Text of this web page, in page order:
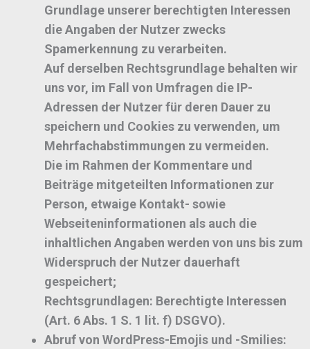
Grundlage unserer berechtigten Interessen
die Angaben der Nutzer zwecks
Spamerkennung zu verarbeiten.
Auf derselben Rechtsgrundlage behalten wir
uns vor, im Fall von Umfragen die IP-
Adressen der Nutzer für deren Dauer zu
speichern und Cookies zu verwenden, um
Mehrfachabstimmungen zu vermeiden.
Die im Rahmen der Kommentare und
Beiträge mitgeteilten Informationen zur
Person, etwaige Kontakt- sowie
Webseiteninformationen als auch die
inhaltlichen Angaben werden von uns bis zum
Widerspruch der Nutzer dauerhaft
gespeichert;
Rechtsgrundlagen: Berechtigte Interessen
(Art. 6 Abs. 1 S. 1 lit. f) DSGVO).
Abruf von WordPress-Emojis und -Smilies: